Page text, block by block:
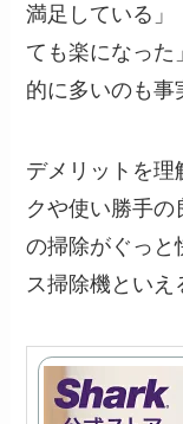
満足している」
ても楽になった
的に多いのも事
デメリットを理
クや使い勝手の
の掃除がぐっと
ス掃除機といえ